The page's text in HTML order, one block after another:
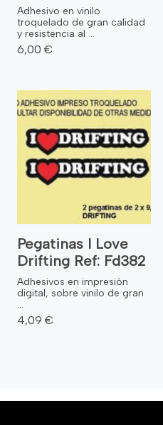
Adhesivo en vinilo
troquelado de gran calidad
y resistencia al ...
6,00 €
Pegatinas I Love
Drifting Ref: Fd382
Adhesivos en impresión
digital, sobre vinilo de gran
...
4,09 €